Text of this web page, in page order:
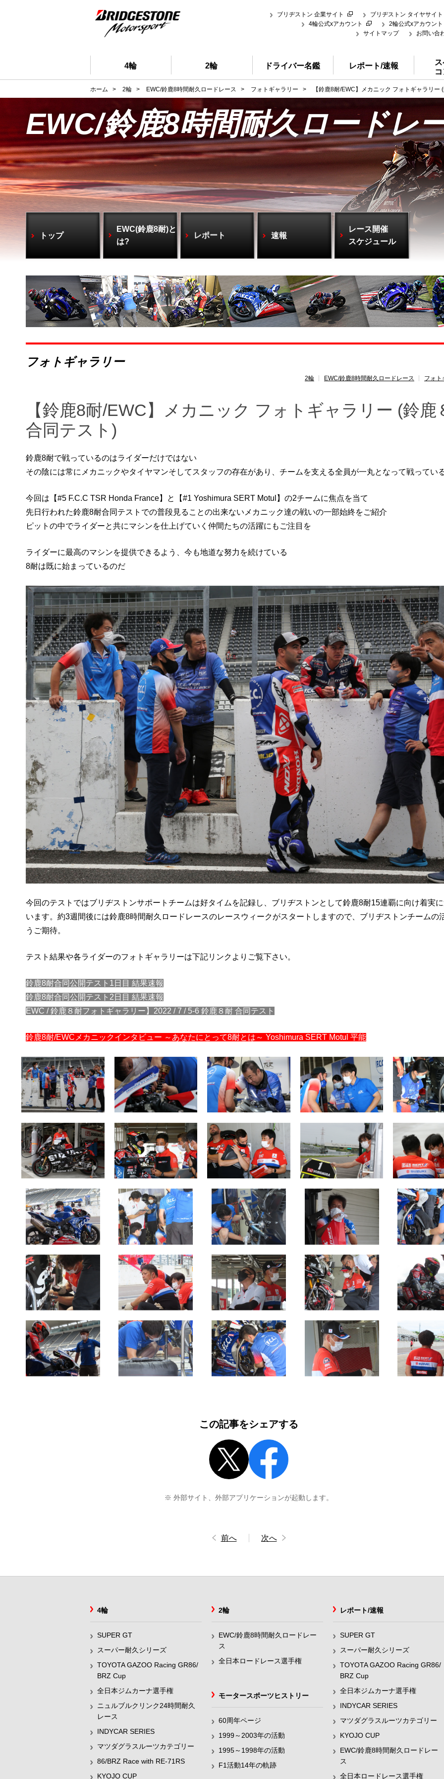
ブリヂストン 企業サイト
ブリヂストン タイヤサイト
4輪公式xアカウント
2輪公式xアカウント
サイトマップ
お問い合
4輪 2輪 ドライバー名鑑 レポート/速報
ホーム > 2輪 > EWC/鈴鹿8時間耐久ロードレース > フォトギャラリー > 【鈴鹿8耐/EWC】メカニック フォトギャラリー
EWC/鈴鹿8時間耐久ロードレ
トップ
EWC(鈴鹿8耐)と
は?
レポート 速報
レース開催
スケジュール
フォトギャラリー
2輪 EWC/鈴鹿8時間耐久ロードレース フォト
【鈴鹿8耐/EWC】メカニック フォトギャラリー (鈴鹿
合同テスト)
鈴鹿8耐で戦っているのはライダーだけではない
その陰には常にメカニックやタイヤマンそしてスタッフの存在があり、チームを支える全員が一丸となって戦ってい
今回は【#5 F.C.C TSR Honda France】と【#1 Yoshimura SERT Motul】の2チームに焦点を当て
先日行われた鈴鹿8耐合同テストでの普段見ることの出来ないメカニック達の戦いの一部始終をご紹介
ピットの中でライダーと共にマシンを仕上げていく仲間たちの活躍にもご注目を
ライダーに最高のマシンを提供できるよう、今も地道な努力を続けている
8耐は既に始まっているのだ
今回のテストではブリヂストンサポートチームは好タイムを記録し、ブリヂストンとして鈴鹿8耐15連覇に向け着実
います。約3週間後には鈴鹿8時間耐久ロードレースのレースウィークがスタートしますので、ブリヂストンチームの
うご期待。
テスト結果や各ライダーのフォトギャラリーは下記リンクよりご覧下さい。
鈴鹿8耐合同公開テスト1日目 結果速報
鈴鹿8耐合同公開テスト2日目 結果速報
EWC / 鈴鹿８耐フォトギャラリー】2022 / 7 / 5-6 鈴鹿８耐 合同テスト
鈴鹿8耐/EWCメカニックインタビュー ～あなたにとって8耐とは～ Yoshimura SERT Motul 平能
この記事をシェアする
※ 外部サイト、外部アプリケーションが起動します。
前へ 次へ
4輪
SUPER GT
スーパー耐久シリーズ
TOYOTA GAZOO Racing GR86/
BRZ Cup
全日本ジムカーナ選手権
ニュルブルクリンク24時間耐久
レース
INDYCAR SERIES
マツダグラスルーツカテゴリー
86/BRZ Race with RE-71RS
KYOJO CUP
2輪
EWC/鈴鹿8時間耐久ロードレー
ス
全日本ロードレース選手権
レポート/速報
SUPER GT
スーパー耐久シリーズ
TOYOTA GAZOO Racing GR86/
BRZ Cup
全日本ジムカーナ選手権
INDYCAR SERIES
マツダグラスルーツカテゴリー
KYOJO CUP
EWC/鈴鹿8時間耐久ロードレー
ス
全日本ロードレース選手権
モータースポーツヒストリー
60周年ページ
1999～2003年の活動
1995～1998年の活動
F1活動14年の軌跡